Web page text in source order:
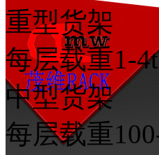
重型货架
每层载重1-4t
中型货架
每层载重